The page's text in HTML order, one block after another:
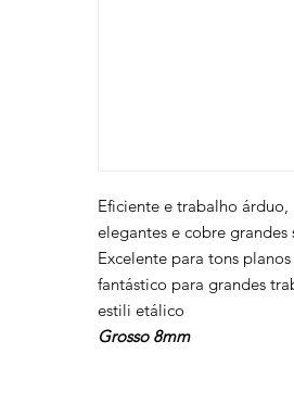
Eficiente e trabalho árduo,
elegantes e cobre
Excelente para tons
fantástico para grandes
estili etálico
Grosso 8mm